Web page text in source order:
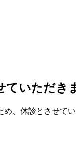
ていただき
め、休診とさせてい